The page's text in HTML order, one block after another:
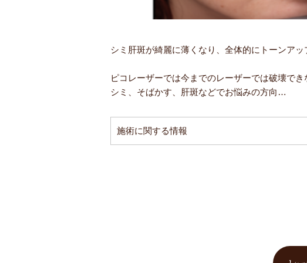
シミ肝斑が綺麗に薄くなり、全体的にトーンアッ
ピコレーザーでは今までのレーザーでは破壊で
シミ、そばかす、肝斑などでお悩みの方向…
施術に関する情報